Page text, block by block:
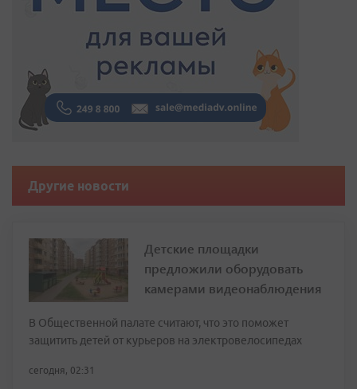
Другие новости
Детские площадки
предложили оборудовать
камерами видеонаблюдения
В Общественной палате считают, что это поможет
защитить детей от курьеров на электровелосипедах
сегодня, 02:31